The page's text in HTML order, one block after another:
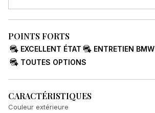
POINTS FORTS
EXCELLENT ÉTAT
ENTRETIEN BMW
TOUTES OPTIONS
CARACTÉRISTIQUES
Couleur extérieure